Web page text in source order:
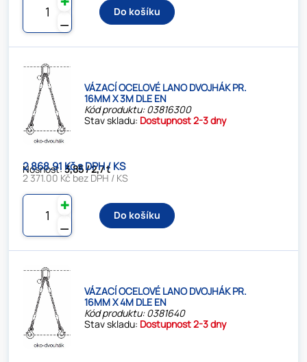
⚊
Do košíku
VÁZACÍ OCELOVÉ LANO DVOJHÁK PR.
16MM X 3M DLE EN
Kód produktu: 03816300
Stav skladu: Dostupnost 2-3 dny
Nosnost:3,85 / 2,7 t
2 868.91 Kč s DPH / KS
2 371.00 Kč bez DPH / KS
⚊
✚
Do košíku
VÁZACÍ OCELOVÉ LANO DVOJHÁK PR.
16MM X 4M DLE EN
Kód produktu: 0381640
Stav skladu: Dostupnost 2-3 dny